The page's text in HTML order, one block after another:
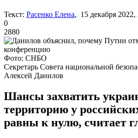
Текст: Расенко Елена, 15 декабря 2022,
0
2880
Фото: СНБО
Секретарь Совета национальной
Алексей Данилов
Шансы захватить
территорию у
равны к нулю, считает